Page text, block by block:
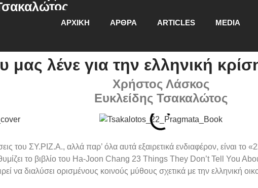
ΑΡΧΙΚΗ ΑΡΘΡΑ ARTICLES MEDIA
λένε για την ελληνική κρίση
Χρήστος Λάσκος
Ευκλείδης Τσακαλώτος
του ΣΥ.ΡΙΖ.Α., αλλά παρ’ όλα αυτά εξαιρετικά ενδιαφέρον, είναι το
θυμίζει το βιβλίο του Ha-Joon Chang 23 Things They Don’t Tell You
να διαλύσει ορισμένους κοινούς μύθους σχετικά με την ελληνική